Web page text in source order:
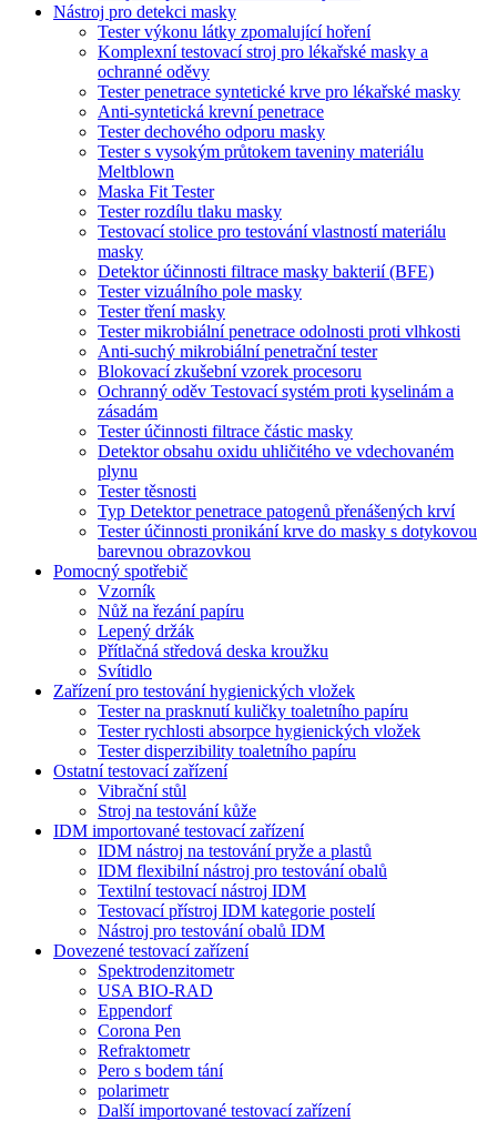
Nástroj pro detekci masky
Tester výkonu látky zpomalující hoření
Komplexní testovací stroj pro lékařské masky a
ochranné oděvy
Tester penetrace syntetické krve pro lékařské masky
Anti-syntetická krevní penetrace
Tester dechového odporu masky
Tester s vysokým průtokem taveniny materiálu
Meltblown
Maska Fit Tester
Tester rozdílu tlaku masky
Testovací stolice pro testování vlastností materiálu
masky
Detektor účinnosti filtrace masky bakterií (BFE)
Tester vizuálního pole masky
Tester tření masky
Tester mikrobiální penetrace odolnosti proti vlhkosti
Anti-suchý mikrobiální penetrační tester
Blokovací zkušební vzorek procesoru
Ochranný oděv Testovací systém proti kyselinám a
zásadám
Tester účinnosti filtrace částic masky
Detektor obsahu oxidu uhličitého ve vdechovaném
plynu
Tester těsnosti
Typ Detektor penetrace patogenů přenášených krví
Tester účinnosti pronikání krve do masky s dotykovou
barevnou obrazovkou
Pomocný spotřebič
Vzorník
Nůž na řezání papíru
Lepený držák
Přítlačná středová deska kroužku
Svítidlo
Zařízení pro testování hygienických vložek
Tester na prasknutí kuličky toaletního papíru
Tester rychlosti absorpce hygienických vložek
Tester disperzibility toaletního papíru
Ostatní testovací zařízení
Vibrační stůl
Stroj na testování kůže
IDM importované testovací zařízení
IDM nástroj na testování pryže a plastů
IDM flexibilní nástroj pro testování obalů
Textilní testovací nástroj IDM
Testovací přístroj IDM kategorie postelí
Nástroj pro testování obalů IDM
Dovezené testovací zařízení
Spektrodenzitometr
USA BIO-RAD
Eppendorf
Corona Pen
Refraktometr
Pero s bodem tání
polarimetr
Další importované testovací zařízení